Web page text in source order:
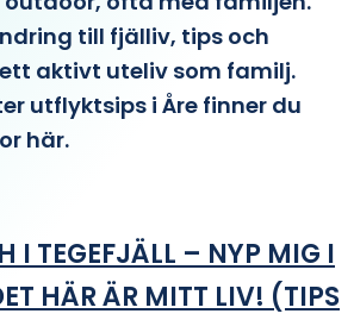
till fjälliv, tips och
aktivt uteliv som familj.
utflyktsips i Åre finner du
här.
I TEGEFJÄLL – NYP MIG I
HÄR ÄR MITT LIV! (TIPS